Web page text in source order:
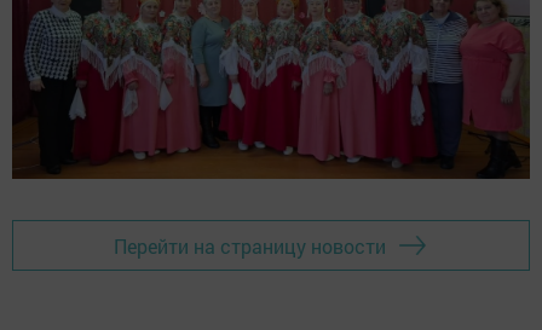
Перейти на страницу новости